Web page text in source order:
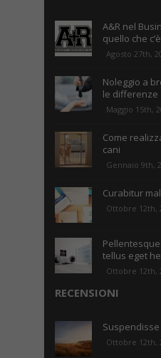
A&R nel
quello che
Agosto 27th,
Noleggio a
le differenze
Maggio 15th,
Come
cani
Gennaio 9th,
Curabitur
Ottobre 12th,
tellus eget
Ottobre 12th,
RECENSIONI
Ottobre 12th,